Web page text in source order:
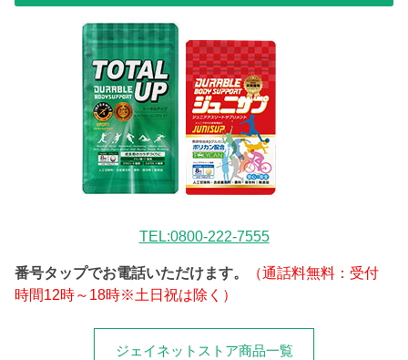
TEL:0800-222-7555
番号タップでお電話いただけます。
（通話料無料：受付
時間12時～18時※土日祝は除く）
ジェイネットストア商品一覧